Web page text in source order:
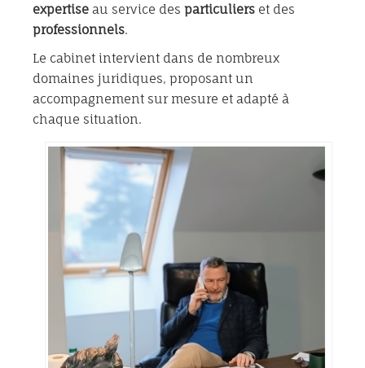
expertise au service des particuliers et des
professionnels.
Le cabinet intervient dans de nombreux
domaines juridiques, proposant un
accompagnement sur mesure et adapté à
chaque situation.